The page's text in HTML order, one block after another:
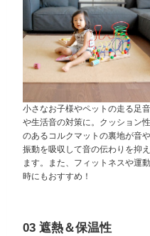
小さなお子様やペットの走る足音
や生活音の対策に。クッション性
のあるコルクマットの裏地が音や
振動を吸収して音の伝わりを抑え
ます。また、フィットネスや運動
時にもおすすめ！
03 遮熱＆保温性